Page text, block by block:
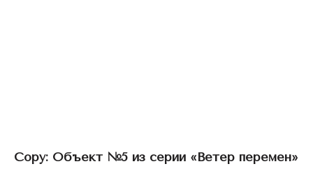
Copy: Объект №5 из серии «Ветер перемен»